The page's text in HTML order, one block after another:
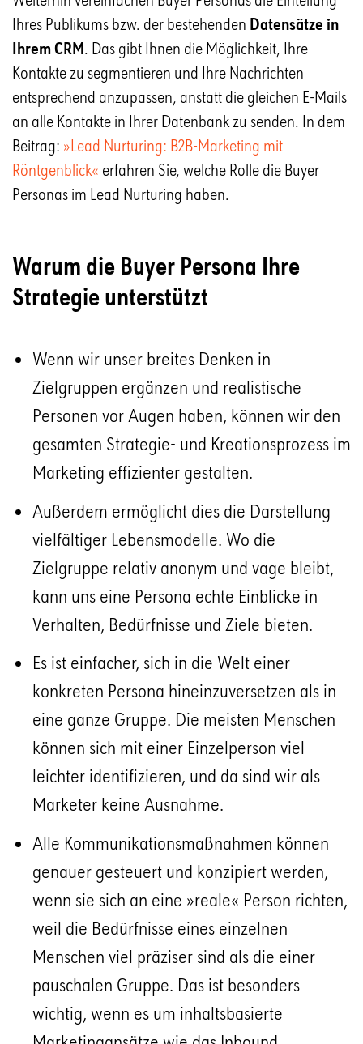
Ihres Publikums bzw. der bestehenden Datensätze in
Ihrem CRM. Das gibt Ihnen die Möglichkeit, Ihre
Kontakte zu segmentieren und Ihre Nachrichten
entsprechend anzupassen, anstatt die gleichen E-Mails
an alle Kontakte in Ihrer Datenbank zu senden. In dem
Beitrag: »Lead Nurturing: B2B-Marketing mit
Röntgenblick« erfahren Sie, welche Rolle die Buyer
Personas im Lead Nurturing haben.
Warum die Buyer Persona Ihre
Strategie unterstützt
Wenn wir unser breites Denken in
Zielgruppen ergänzen und realistische
Personen vor Augen haben, können wir den
gesamten Strategie- und Kreationsprozess im
Marketing effizienter gestalten.
Außerdem ermöglicht dies die Darstellung
vielfältiger Lebensmodelle. Wo die
Zielgruppe relativ anonym und vage bleibt,
kann uns eine Persona echte Einblicke in
Verhalten, Bedürfnisse und Ziele bieten.
Es ist einfacher, sich in die Welt einer
konkreten Persona hineinzuversetzen als in
eine ganze Gruppe. Die meisten Menschen
können sich mit einer Einzelperson viel
leichter identifizieren, und da sind wir als
Marketer keine Ausnahme.
Alle Kommunikationsmaßnahmen können
genauer gesteuert und konzipiert werden,
wenn sie sich an eine »reale« Person richten,
weil die Bedürfnisse eines einzelnen
Menschen viel präziser sind als die einer
pauschalen Gruppe. Das ist besonders
wichtig, wenn es um inhaltsbasierte